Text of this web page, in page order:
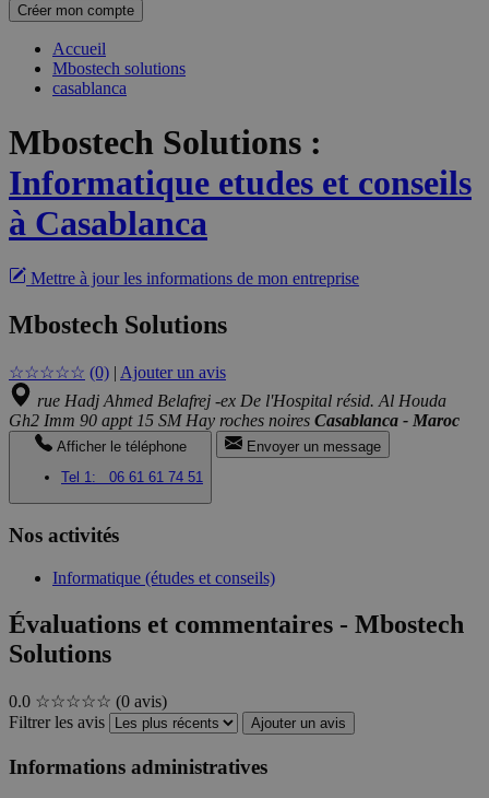
Créer mon compte
Accueil
Mbostech solutions
casablanca
Mbostech Solutions :
Informatique etudes et conseils
à Casablanca
Mettre à jour les informations de mon entreprise
Mbostech Solutions
☆☆☆☆☆ (0) | Ajouter un avis
rue Hadj Ahmed Belafrej -ex De l'Hospital résid. Al Houda
Gh2 Imm 90 appt 15 SM Hay roches noires Casablanca - Maroc
Afficher le téléphone
Tel 1:
06 61 61 74 51
Envoyer un message
Nos activités
Informatique (études et conseils)
Évaluations et commentaires - Mbostech
Solutions
0.0 ☆☆☆☆☆ (0 avis)
Filtrer les avis
Ajouter un avis
Informations administratives